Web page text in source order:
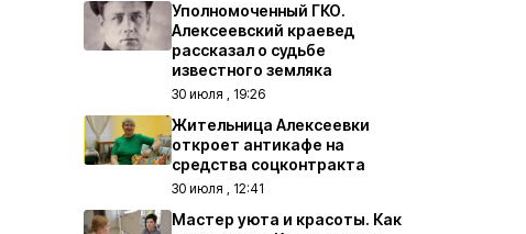
Уполномоченный ГКО.
Алексеевский краевед
рассказал о судьбе
известного земляка
30 июля , 19:26
Жительница Алексеевки
откроет антикафе на
средства соцконтракта
30 июля , 12:41
Мастер уюта и красоты. Как